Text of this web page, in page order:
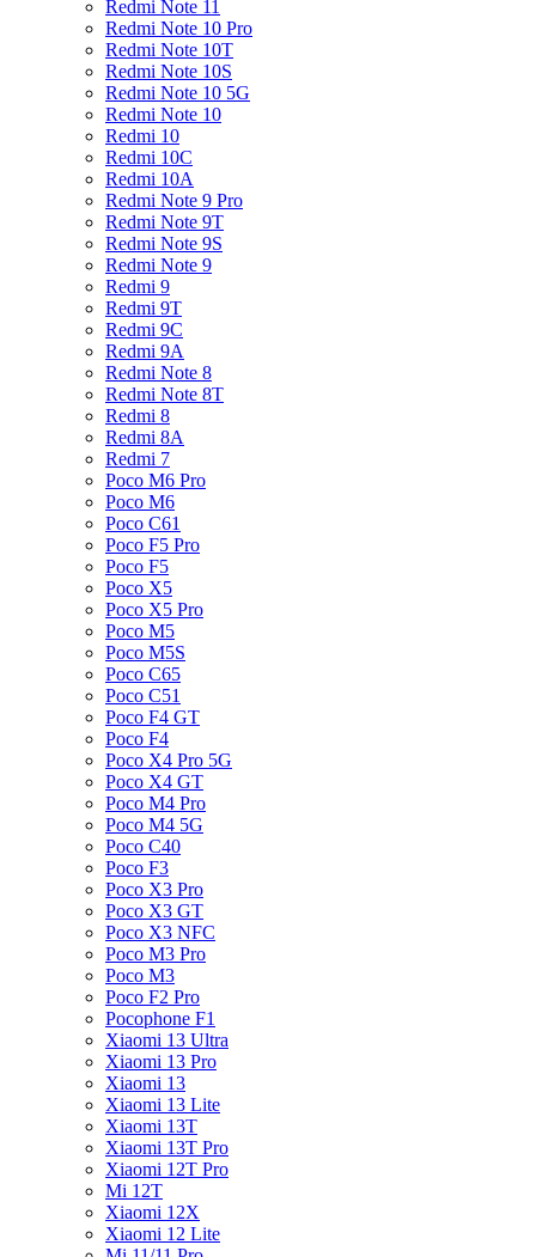
Redmi Note 11
Redmi Note 10 Pro
Redmi Note 10T
Redmi Note 10S
Redmi Note 10 5G
Redmi Note 10
Redmi 10
Redmi 10C
Redmi 10A
Redmi Note 9 Pro
Redmi Note 9T
Redmi Note 9S
Redmi Note 9
Redmi 9
Redmi 9T
Redmi 9C
Redmi 9A
Redmi Note 8
Redmi Note 8T
Redmi 8
Redmi 8A
Redmi 7
Poco M6 Pro
Poco M6
Poco C61
Poco F5 Pro
Poco F5
Poco X5
Poco X5 Pro
Poco M5
Poco M5S
Poco C65
Poco C51
Poco F4 GT
Poco F4
Poco X4 Pro 5G
Poco X4 GT
Poco M4 Pro
Poco M4 5G
Poco C40
Poco F3
Poco X3 Pro
Poco X3 GT
Poco X3 NFC
Poco M3 Pro
Poco M3
Poco F2 Pro
Pocophone F1
Xiaomi 13 Ultra
Xiaomi 13 Pro
Xiaomi 13
Xiaomi 13 Lite
Xiaomi 13T
Xiaomi 13T Pro
Xiaomi 12T Pro
Mi 12T
Xiaomi 12X
Xiaomi 12 Lite